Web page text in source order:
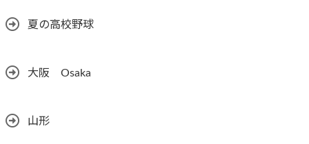
夏の高校野球
大阪 Osaka
山形